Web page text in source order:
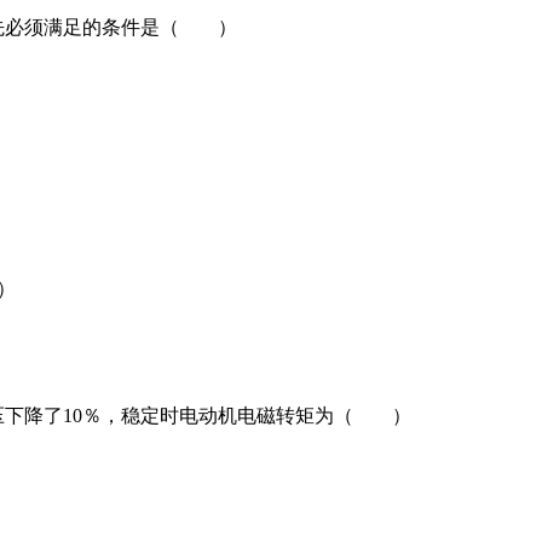
必须满足的条件是（ ）
下降了10％，稳定时电动机电磁转矩为（ ）